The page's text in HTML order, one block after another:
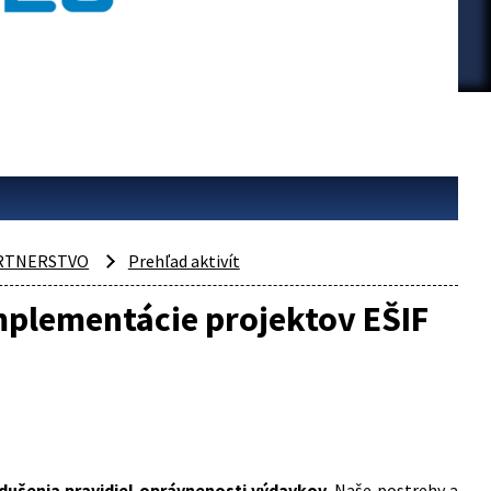
Prehľad aktivít
projektov EŠIF